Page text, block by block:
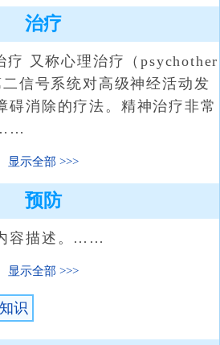
治疗
又称心理治疗（psychother
信号系统对高级神经活动发
碍消除的疗法。精神治疗非常
……
显示全部
预防
容描述。……
显示全部
识